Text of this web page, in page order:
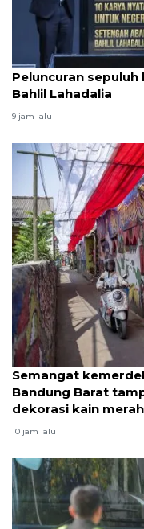
Peluncuran
Bahlil Lahadalia
9 jam lalu
Semangat
Bandung Barat
dekorasi kain
10 jam lalu